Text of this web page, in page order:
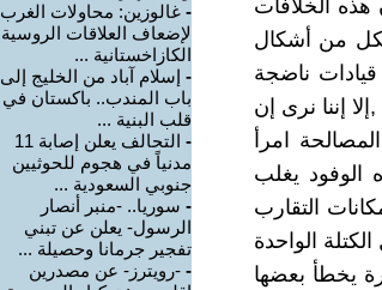
هذه الخلافات
من أشكال
قيادات ناضجة
إننا نرى إن
امرأ
يغلب
التقارب
الواحدة
يخطأ بعضها
- غالوزين: محاولات الغرب
لإضعاف العلاقات الروسية
الكازاخستانية ...
- إسلام آباد من الخليج إلى
باب المندب.. باكستان في
قلب البنية ...
-
التحالف يعلن إصابة 11
مدنياً في هجوم للحوثيين
جنوبي السعودية ...
- سوريا.. -منبر أنصار
الرسول- يعلن عن تبني
تفجير جرمانا وحصيلة ...
- -رويترز- عن مصدرين